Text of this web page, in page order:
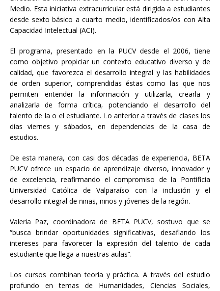
Medio. Esta iniciativa extracurricular está dirigida a estudiantes
desde sexto básico a cuarto medio, identificados/os con Alta
Capacidad Intelectual (ACI).
El programa, presentado en la PUCV desde el 2006, tiene
como objetivo propiciar un contexto educativo diverso y de
calidad, que favorezca el desarrollo integral y las habilidades
de orden superior, comprendidas éstas como las que nos
permiten entender la información y utilizarla, crearla y
analizarla de forma crítica, potenciando el desarrollo del
talento de la o el estudiante. Lo anterior a través de clases los
días viernes y sábados, en dependencias de la casa de
estudios.
De esta manera, con casi dos décadas de experiencia, BETA
PUCV ofrece un espacio de aprendizaje diverso, innovador y
de excelencia, reafirmando el compromiso de la Pontificia
Universidad Católica de Valparaíso con la inclusión y el
desarrollo integral de niñas, niños y jóvenes de la región.
Valeria Paz, coordinadora de BETA PUCV, sostuvo que se
“busca brindar oportunidades significativas, desafiando los
intereses para favorecer la expresión del talento de cada
estudiante que llega a nuestras aulas”.
Los cursos combinan teoría y práctica. A través del estudio
profundo en temas de Humanidades, Ciencias Sociales,